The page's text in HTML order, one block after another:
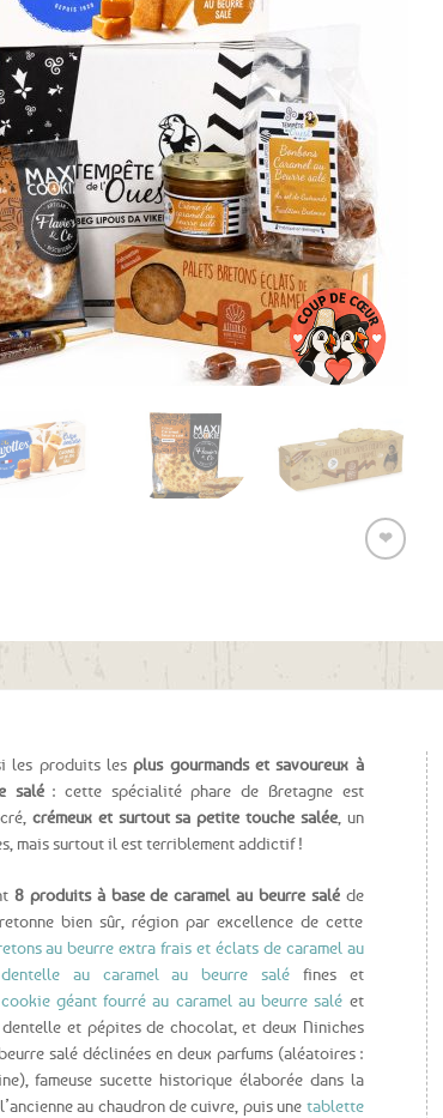
❤
aux
les produits lesplus gourmands et savoureux à
salé: cette spécialité phare de Bretagne est
crémeux et surtout sa petite touche salée, un
mais surtout il est terriblement addictif !
8 produits à base de caramel au beurre saléde
bien sûr, région par excellence de cette
au beurre extra frais et éclats de caramel au
au caramel au beurre saléfines et
cookie géant fourré au caramel au beurre salé et
dentelle et pépites de chocolat, et deux Niniches
salé déclinées en deux parfums (aléatoires :
fameuse sucette historique élaborée dans la
au chaudron de cuivre, puis une tablette